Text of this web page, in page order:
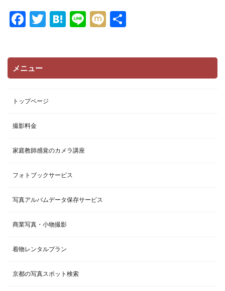
ド
で
)
さ
い
(
ィ
ウ
で
す
F
b
o
o
k
T
H
a
Li M
メニュー
トップページ
撮影料金
家庭教師感覚のカメラ講座
フォトブックサービス
写真アルバムデータ保存サービス
商業写真・小物撮影
着物レンタルプラン
京都の写真スポット検索